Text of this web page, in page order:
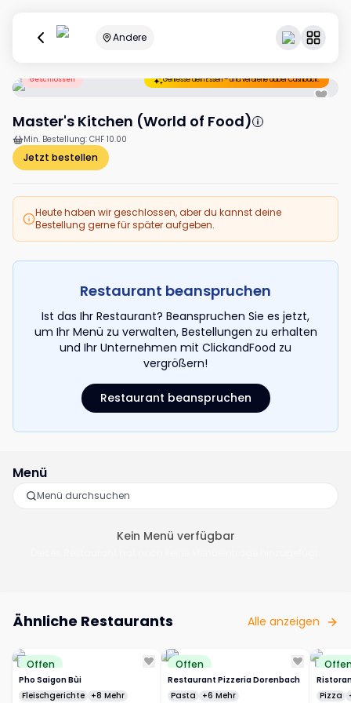
Andere
Geschlossen Geniesse dein Essen – und verdiene dabei Cashback.
Master's Kitchen (World of Food)
Min. Bestellung: CHF 10.00
Jetzt bestellen
Heute haben wir geschlossen, aber du kannst deine
Bestellung gerne für später aufgeben.
Restaurant beanspruchen
Ist das Ihr Restaurant? Beanspruchen Sie es jetzt,
um Ihr Menü zu verwalten, Bestellungen zu erhalten
und Ihr Unternehmen mit ClickandFood zu
vergrößern!
Restaurant beanspruchen
Menü
Kein Menü verfügbar
Ähnliche Restaurants Alle anzeigen
Offen
Pho Saigon Bùi
Fleischgerichte +8 Mehr
Offen
Restaurant Pizzeria Dorenbach
Pasta
+6 Mehr
Pizza